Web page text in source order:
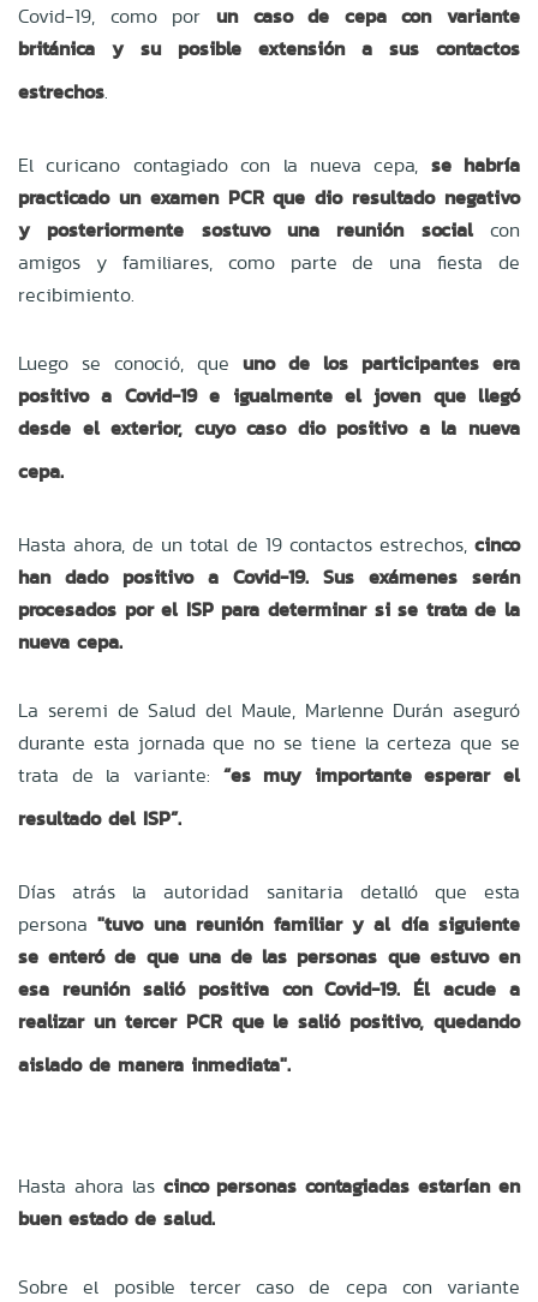
Covid-19, como por un caso de cepa con variante
británica y su posible extensión a sus contactos
estrechos.
El curicano contagiado con la nueva cepa, se habría
practicado un examen PCR que dio resultado negativo
y posteriormente sostuvo una reunión socialcon
amigos y familiares, como parte de una fiesta de
recibimiento.
Luego se conoció, que uno de los participantes era
positivo a Covid-19 e igualmente el joven que llegó
desde el exterior, cuyo caso dio positivo a la nueva
cepa.
Hasta ahora, de un total de 19 contactos estrechos, cinco
han dado positivo a Covid-19. Sus exámenes serán
procesados por el ISP para determinar si se trata de la
nueva cepa.
La seremi de Salud del Maule, Marlenne Durán aseguró
durante esta jornada que no se tiene la certeza que se
trata de la variante: “es muy importante esperar el
resultado del ISP”.
Días atrás la autoridad sanitaria detalló que esta
persona"tuvo una reunión familiar y al día siguiente
se enteró de que una de las personas que estuvo en
esa reunión salió positiva con Covid-19. Él acude a
realizar un tercer PCR que le salió positivo, quedando
aislado de manera inmediata".
Hasta ahora las cinco personas contagiadas estarían en
buen estado de salud.
Sobre el posible tercer caso de cepa con variante